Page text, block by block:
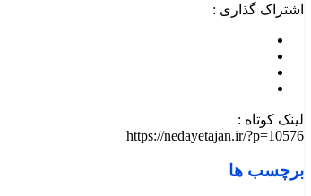
اشتراک گذاری :
لینک کوتاه :
https://nedayetajan.ir/?p=10576
برچسب ها